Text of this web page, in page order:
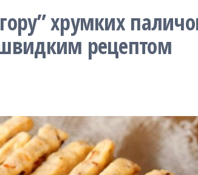
хрумких
швидким рецептом